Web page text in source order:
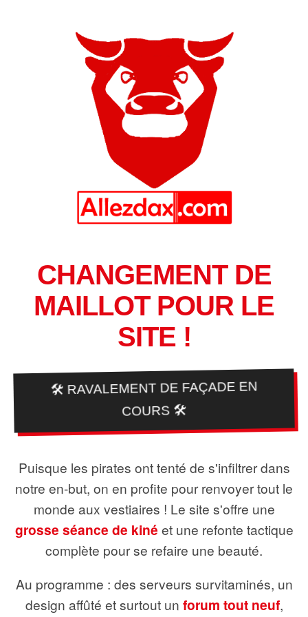
CHANGEMENT DE
MAILLOT POUR LE
SITE !
🛠️ RAVALEMENT DE FAÇADE EN
COURS 🛠️
Puisque les pirates ont tenté de s'infiltrer dans
notre en-but, on en profite pour renvoyer tout le
monde aux vestiaires ! Le site s'offre une
grosse séance de kiné et une refonte tactique
complète pour se refaire une beauté.
Au programme : des serveurs survitaminés, un
design affûté et surtout un forum tout neuf,